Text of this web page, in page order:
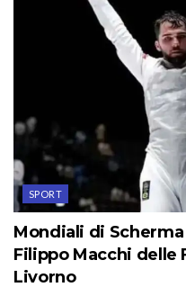
SPORT
Mondiali di
Filippo Macchi delle
Livorno